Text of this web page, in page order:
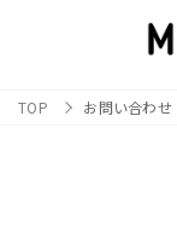
TOP お問い合わせ